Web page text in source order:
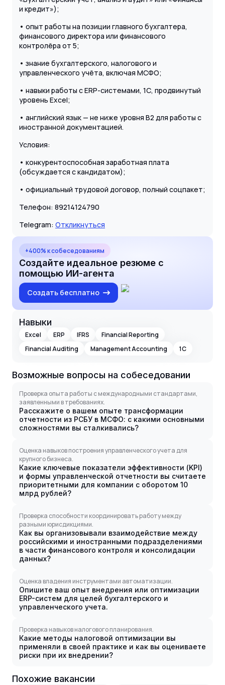
и кредит»);
• опыт работы на позиции главного бухгалтера,
финансового директора или финансового
контролёра от 5;
• знание бухгалтерского, налогового и
управленческого учёта, включая МСФО;
• навыки работы с ERP-системами, 1С, продвинутый
уровень Excel;
• английский язык — не ниже уровня B2 для работы с
иностранной документацией.
Условия:
• конкурентоспособная заработная плата
(обсуждается с кандидатом);
• официальный трудовой договор, полный соцпакет;
Телефон: 89214124790
Telegram: Откликнуться
+400% к собеседованиям
Создайте идеальное резюме с
помощью ИИ-агента
Создать бесплатно
Навыки
Excel ERP IFRS
Financial Reporting
Financial Auditing
Management Accounting 1C
Возможные вопросы на собеседовании
Проверка опыта работы с международными стандартами,
заявленными в требованиях.
Расскажите о вашем опыте трансформации
отчетности из РСБУ в МСФО: с какими основными
сложностями вы сталкивались?
Оценка навыков построения управленческого учета для
крупного бизнеса.
Какие ключевые показатели эффективности (KPI)
и формы управленческой отчетности вы считаете
приоритетными для компании с оборотом 10
млрд рублей?
Проверка способности координировать работу между
разными юрисдикциями.
Как вы организовывали взаимодействие между
российскими и иностранными подразделениями
в части финансового контроля и консолидации
данных?
Оценка владения инструментами автоматизации.
Опишите ваш опыт внедрения или оптимизации
ERP-систем для целей бухгалтерского и
управленческого учета.
Проверка навыков налогового планирования.
Какие методы налоговой оптимизации вы
применяли в своей практике и как вы оцениваете
риски при их внедрении?
Похожие вакансии